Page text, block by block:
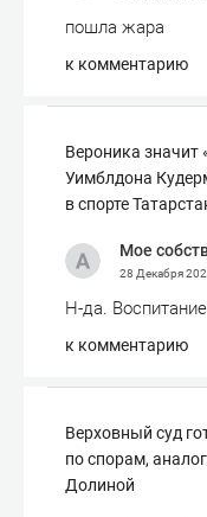
пошла жара
к комментарию
Вероника значит
Уимблдона
в спорте
Мое
28 Декабря
Н-да. Воспитание
к комментарию
Верховный суд
по спорам,
Долиной